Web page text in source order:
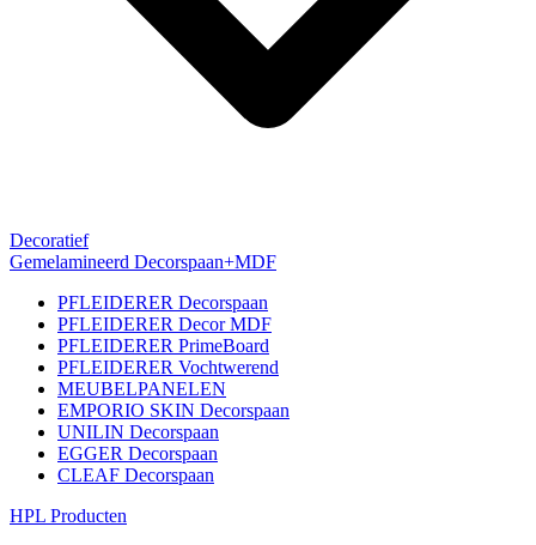
Decoratief
Gemelamineerd Decorspaan+MDF
PFLEIDERER Decorspaan
PFLEIDERER Decor MDF
PFLEIDERER PrimeBoard
PFLEIDERER Vochtwerend
MEUBELPANELEN
EMPORIO SKIN Decorspaan
UNILIN Decorspaan
EGGER Decorspaan
CLEAF Decorspaan
HPL Producten